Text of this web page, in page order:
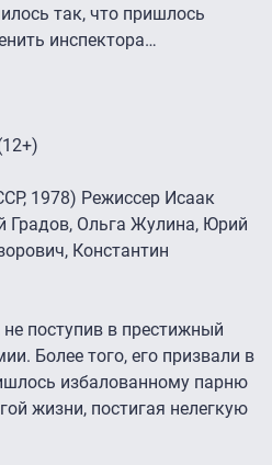
так, что пришлось
инспектора…
1978) Режиссер Исаак
Градов, Ольга Жулина, Юрий
Константин
поступив в престижный
Более того, его призвали в
избалованному парню
жизни, постигая нелегкую